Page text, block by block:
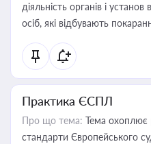
діяльність органів і
осіб, які відбувають
Практика ЄСПЛ
Про що тема: Тема охоплює
стандарти Європейського